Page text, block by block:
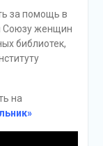
за помощь в
Союзу женщин
библиотек,
на